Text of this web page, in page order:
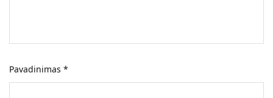
Pavadinimas*